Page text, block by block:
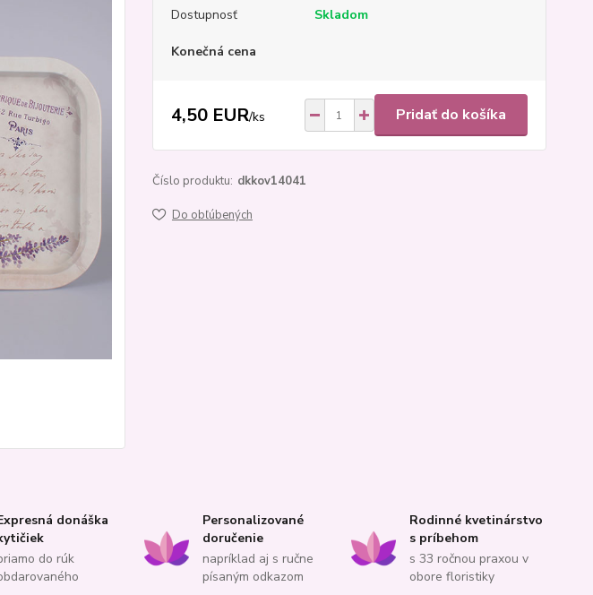
Dostupnosť Skladom
Konečná cena
4,50 EUR/ks Pridať do košíka
Číslo produktu: dkkov14041
Do obľúbených
donáška
do rúk
Personalizované
doručenie
napríklad aj s ručne
písaným odkazom
Rodinné kvetinárstvo
s príbehom
s 33 ročnou praxou v
obore floristiky